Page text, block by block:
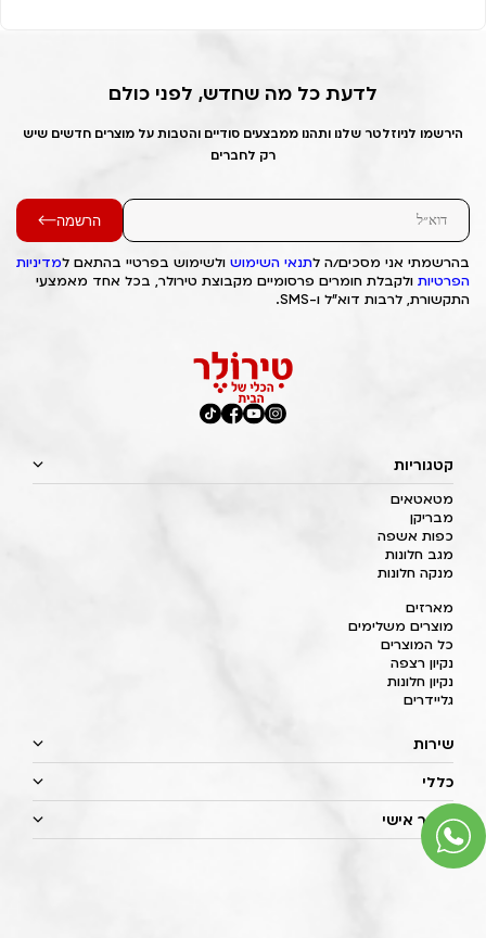
לדעת כל מה שחדש, לפני כולם
הירשמו לניוזלטר שלנו ותהנו ממבצעים סודיים והטבות על מוצרים חדשים שיש
רק לחברים
הרשמה
בהרשמתי אני מסכים/ה לתנאי השימוש ולשימוש בפרטיי בהתאם למדיניות
הפרטיות ולקבלת חומרים פרסומיים מקבוצת טירולר, בכל אחד מאמצעי
התקשורת, לרבות דוא"ל ו-SMS.
קטגוריות
מטאטאים
מבריקן
כפות אשפה
מגב חלונות
מנקה חלונות
מארזים
מוצרים משלימים
כל המוצרים
נקיון רצפה
נקיון חלונות
גליידרים
שירות
כללי
איזור אישי